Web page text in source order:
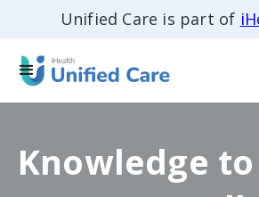
Unified Care is part of
Knowledge